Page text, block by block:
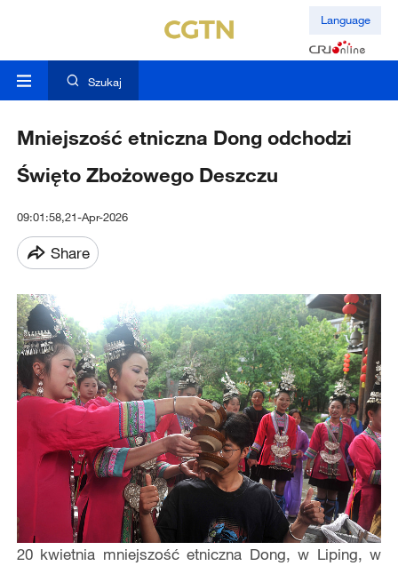
Language
Szukaj
Mniejszość etniczna Dong odchodzi
Święto Zbożowego Deszczu
09:01:58,21-Apr-2026
Share
20 kwietnia mniejszość etniczna Dong, w Liping, w